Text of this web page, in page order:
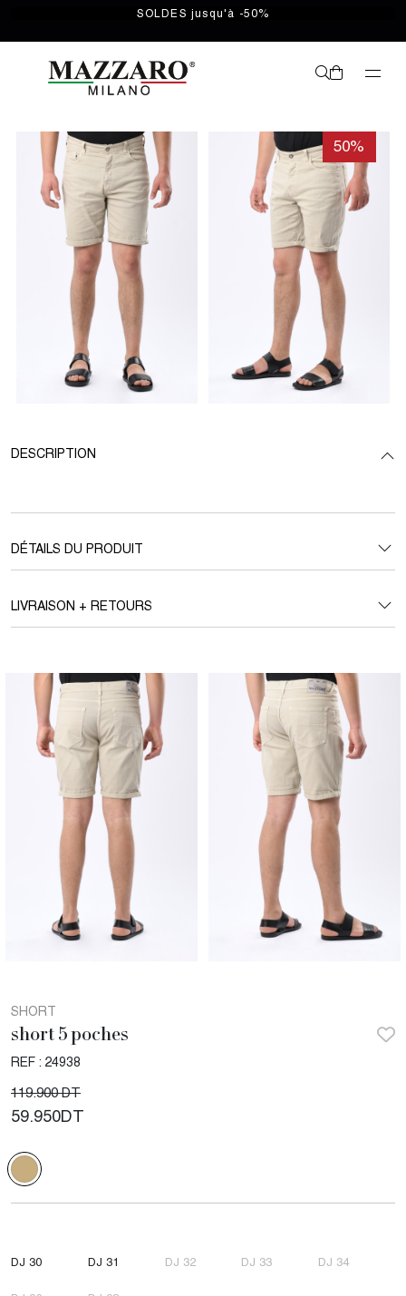
SOLDES jusqu'à -50%
50%
DESCRIPTION
DÉTAILS DU PRODUIT
LIVRAISON + RETOURS
SHORT
short 5 poches
REF : 24938
119.900 DT
59.950DT
DJ 30 DJ 31 DJ 32 DJ 33 DJ 34